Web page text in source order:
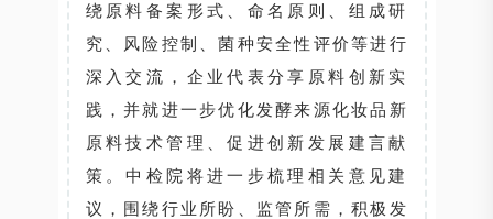
绕原料备案形式、命名原则、组成研
究、风险控制、菌种安全性评价等进行
深入交流，企业代表分享原料创新实
践，并就进一步优化发酵来源化妆品新
原料技术管理、促进创新发展建言献
策。中检院将进一步梳理相关意见建
议，围绕行业所盼、监管所需，积极发